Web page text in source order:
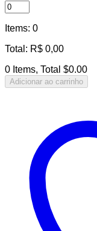
Items: 0
Total : R$ 0,00
0 Items, Total $0.00
Adicionar ao carrinho